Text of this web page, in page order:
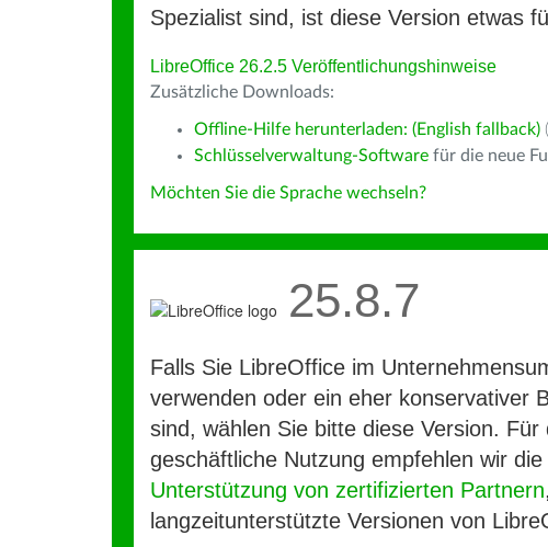
Spezialist sind, ist diese Version etwas
LibreOffice 26.2.5 Veröffentlichungshinweise
Zusätzliche Downloads:
Offline-Hilfe herunterladen: (English fallback) (
Schlüsselverwaltung-Software für die neue
Möchten Sie die Sprache wechseln?
25.8.7
Falls Sie LibreOffice im
verwenden oder ein eher konservativer
sind, wählen Sie bitte diese Version. Für
geschäftliche Nutzung empfehlen wir die
Unterstützung von zertifizierten Partnern
langzeitunterstützte Versionen von